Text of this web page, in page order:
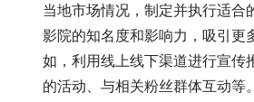
当地市场情况，制定并执行适合
影院的知名度和影响力，吸引更
如，利用线上线下渠道进行宣传
的活动、与相关粉丝群体互动等。